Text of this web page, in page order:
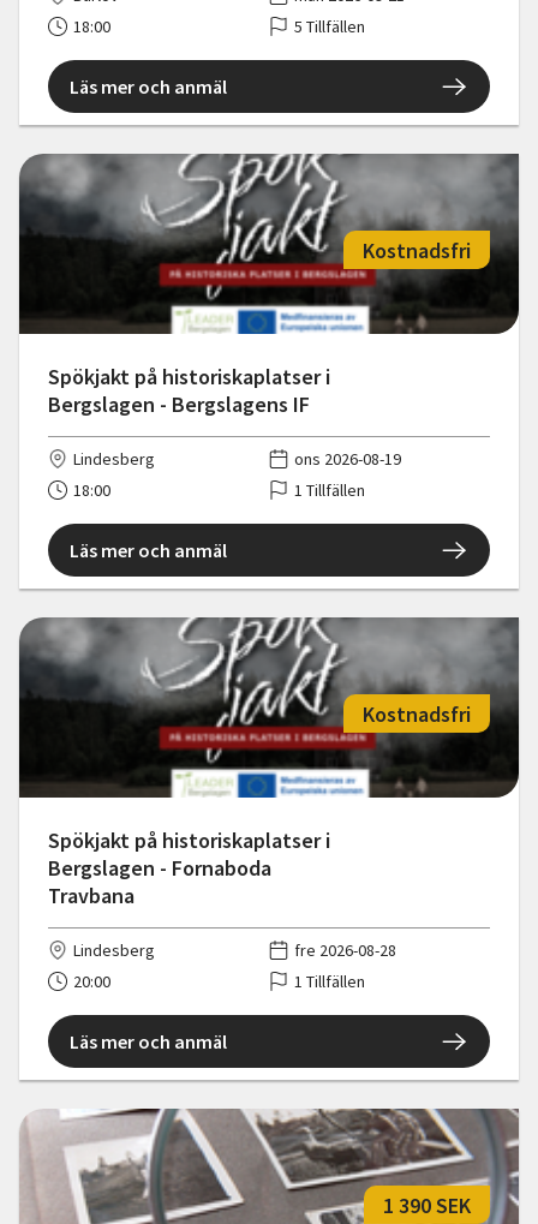
18:00
5 Tillfällen
Läs mer och anmäl
Spökjakt på historiskaplatser i
Bergslagen - Bergslagens IF
Kostnadsfri
Lindesberg
ons 2026-08-19
18:00
1 Tillfällen
Läs mer och anmäl
Spökjakt på historiskaplatser i
Bergslagen - Fornaboda
Travbana
Kostnadsfri
Lindesberg
fre 2026-08-28
20:00
1 Tillfällen
Läs mer och anmäl
1 390 SEK